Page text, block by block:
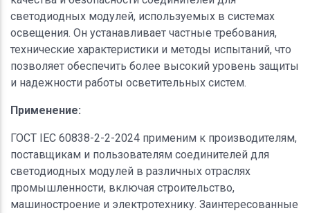
светодиодных модулей, используемых в системах
освещения. Он устанавливает частные требования,
технические характеристики и методы испытаний, что
позволяет обеспечить более высокий уровень защиты
и надежности работы осветительных систем.
Применение:
ГОСТ IEC 60838-2-2-2024 применим к производителям,
поставщикам и пользователям соединителей для
светодиодных модулей в различных отраслях
промышленности, включая строительство,
машиностроение и электротехнику. Заинтересованные